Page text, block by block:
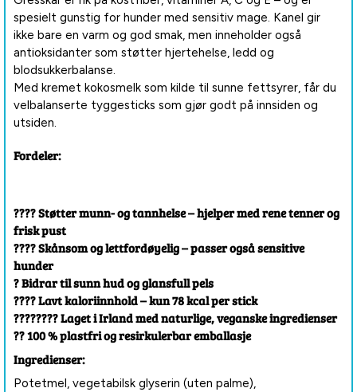
spesielt gunstig for hunder med sensitiv mage. Kanel gir
ikke bare en varm og god smak, men inneholder også
antioksidanter som støtter hjertehelse, ledd og
blodsukkerbalanse.
Med kremet kokosmelk som kilde til sunne fettsyrer, får du
velbalanserte tyggesticks som gjør godt på innsiden og
utsiden.
Fordeler:
???? Støtter munn- og tannhelse – hjelper med rene tenner og
frisk pust
???? Skånsom og lettfordøyelig – passer også sensitive
hunder
? Bidrar til sunn hud og glansfull pels
???? Lavt kaloriinnhold – kun 78 kcal per stick
???????? Laget i Irland med naturlige, veganske ingredienser
?? 100 % plastfri og resirkulerbar emballasje
Ingredienser:
Potetmel, vegetabilsk glyserin (uten palme),